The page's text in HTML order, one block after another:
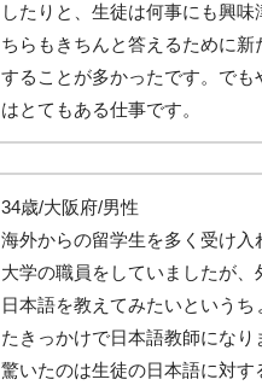
したりと、生徒は何事にも興味
ちらもきちんと答えるために新
することが多かったです。でも
はとてもある仕事です。
34歳/大阪府/男性
海外からの留学生を多く受け入
大学の職員をしていましたが、
日本語を教えてみたいというち
たきっかけで日本語教師になり
驚いたのは生徒の日本語に対す